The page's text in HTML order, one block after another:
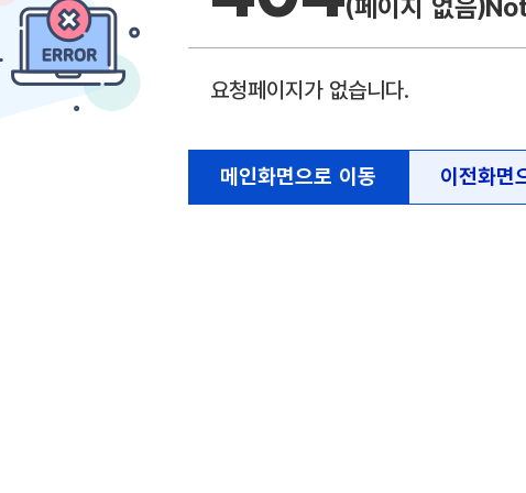
(페이지 없음)
요청페이지가 없습니다.
메인화면으로 이동 이전화면